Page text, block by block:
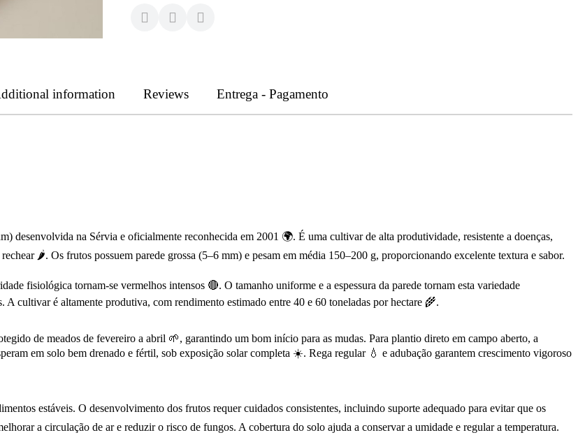
information Reviews Entrega - Pagamento
desenvolvida na Sérvia e oficialmente reconhecida em 2001 🌍. É uma cultivar de alta produtividade, resistente a doenças,
🌶. Os frutos possuem parede grossa (5–6 mm) e pesam em média 150–200 g, proporcionando excelente textura e sabor.
fisiológica tornam-se vermelhos intensos 🔴. O tamanho uniforme e a espessura da parede tornam esta variedade
A cultivar é altamente produtiva, com rendimento estimado entre 40 e 60 toneladas por hectare 🌾.
de meados de fevereiro a abril 🌱, garantindo um bom início para as mudas. Para plantio direto em campo aberto, a
em solo bem drenado e fértil, sob exposição solar completa ☀️. Rega regular 💧 e adubação garantem crescimento vigoroso
estáveis. O desenvolvimento dos frutos requer cuidados consistentes, incluindo suporte adequado para evitar que os
a circulação de ar e reduzir o risco de fungos. A cobertura do solo ajuda a conservar a umidade e regular a temperatura.